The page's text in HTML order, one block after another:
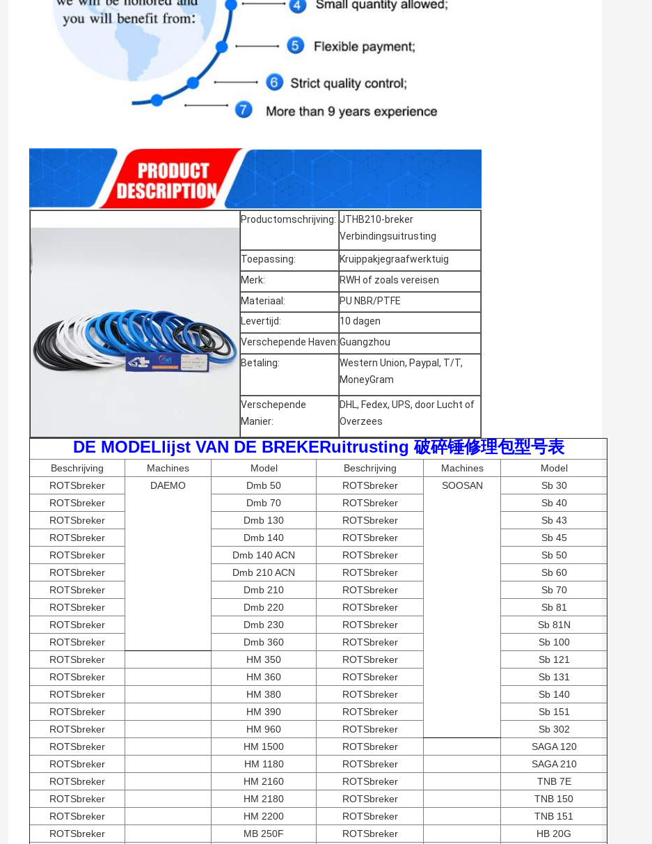
Productomschrijving: JTHB210-breker
Verbindingsuitrusting
Toepassing:
Kruippakjegraafwerktuig
Merk:
RWH of zoals vereisen
Materiaal:
PU NBR/PTFE
Levertijd:
10 dagen
Verschepende Haven:Guangzhou
Betaling:
Western Union, Paypal, T/T,
MoneyGram
Verschepende
Manier:
DHL, Fedex, UPS, door Lucht of
Overzees
DE MODELlijst VAN DE BREKERuitrusting 破碎锤修理包型号表
Beschrijving Machines Model Beschrijving Machines
Model
ROTSbreker
DAEMO Dmb 50 ROTSbreker SOOSAN
Sb 30
ROTSbreker
Dmb 70 ROTSbreker
Sb 40
ROTSbreker
Dmb 130 ROTSbreker
Sb 43
ROTSbreker
Dmb 140 ROTSbreker
Sb 45
ROTSbreker
Dmb 140 ACN ROTSbreker
Sb 50
ROTSbreker
Dmb 210 ACN ROTSbreker
Sb 60
ROTSbreker
Dmb 210 ROTSbreker
Sb 70
ROTSbreker
Dmb 220 ROTSbreker
Sb 81
ROTSbreker
Dmb 230 ROTSbreker
Sb 81N
ROTSbreker
Dmb 360 ROTSbreker
Sb 100
ROTSbreker
HM 350 ROTSbreker
Sb 121
ROTSbreker
HM 360 ROTSbreker
Sb 131
ROTSbreker
HM 380 ROTSbreker
Sb 140
ROTSbreker
HM 390 ROTSbreker
Sb 151
ROTSbreker
HM 960 ROTSbreker
Sb 302
ROTSbreker
HM 1500 ROTSbreker
SAGA 120
ROTSbreker
HM 1180 ROTSbreker
SAGA 210
ROTSbreker
HM 2160 ROTSbreker
TNB 7E
ROTSbreker
HM 2180 ROTSbreker
TNB 150
ROTSbreker
HM 2200 ROTSbreker
TNB 151
ROTSbreker
MB 250F ROTSbreker
HB 20G